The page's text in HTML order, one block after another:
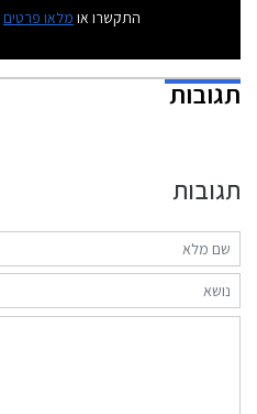
התקשרו או מלאו פרטים
תגובות
תגובות